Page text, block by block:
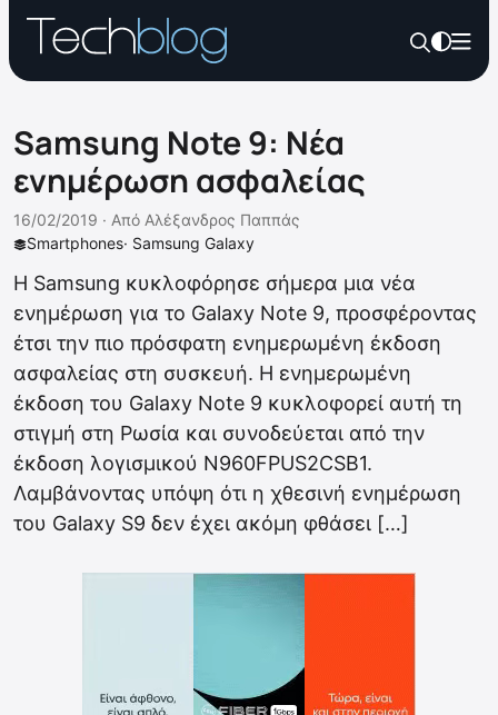
Samsung Note 9: Νέα
ενημέρωση ασφαλείας
Smartphones· Samsung Galaxy
16/02/2019 · Από Αλέξανδρος Παππάς
Η Samsung κυκλοφόρησε σήμερα μια νέα
ενημέρωση για το Galaxy Note 9, προσφέροντας
έτσι την πιο πρόσφατη ενημερωμένη έκδοση
ασφαλείας στη συσκευή. Η ενημερωμένη
έκδοση του Galaxy Note 9 κυκλοφορεί αυτή τη
στιγμή στη Ρωσία και συνοδεύεται από την
έκδοση λογισμικού N960FPUS2CSB1.
Λαμβάνοντας υπόψη ότι η χθεσινή ενημέρωση
του Galaxy S9 δεν έχει ακόμη φθάσει […]